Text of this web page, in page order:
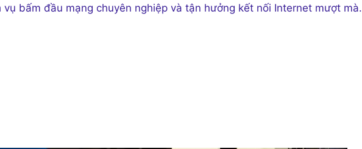
bấm đầu mạng chuyên nghiệp và tận hưởng kết nối Internet mượt mà.